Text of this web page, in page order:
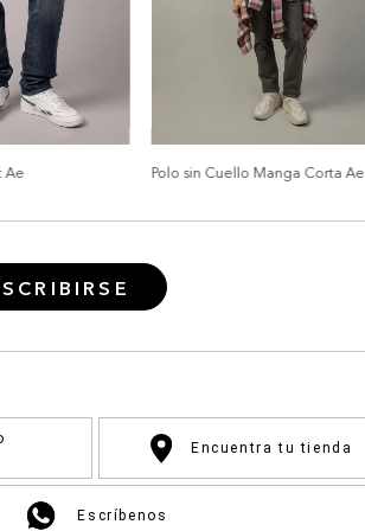
Ae Polo sin Cuello Manga Corta Ae
Encuentra tu tienda
Escríbenos